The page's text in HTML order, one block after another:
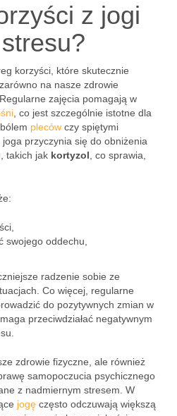
z jogi
korzyści, które skutecznie
na nasze zdrowie
zajęcia pomagają w
, co jest szczególnie istotne dla
pleców czy spiętymi
joga przyczynia się do obniżenia
takich jak kortyzol , co sprawia,
swojego oddechu,
radzenie sobie ze
Co więcej, regularne
do pozytywnych zmian w
przeciwdziałać negatywnym
zdrowie fizyczne, ale również
samopoczucia psychicznego
z nadmiernym stresem. W
jogę często odczuwają większą